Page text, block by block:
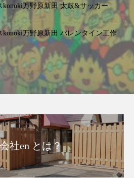
konoki万野原新田 太鼓&サッカー
konoki万野原新田 バレンタイン工作
社en とは？